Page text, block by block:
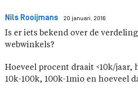
Nils Rooijmans 20 januari, 2016
Is er iets bekend over de
webwinkels?
Hoeveel procent draait <10k/jaar,
10k-100k, 100k-1mio en hoeveel